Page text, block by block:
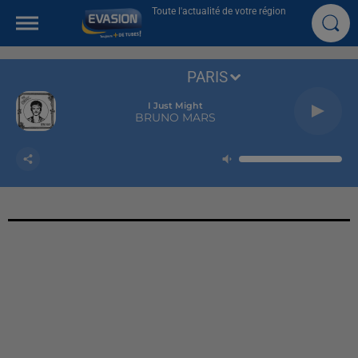
Toute l'actualité de votre région
I Just Might
BRUNO MARS
PARIS